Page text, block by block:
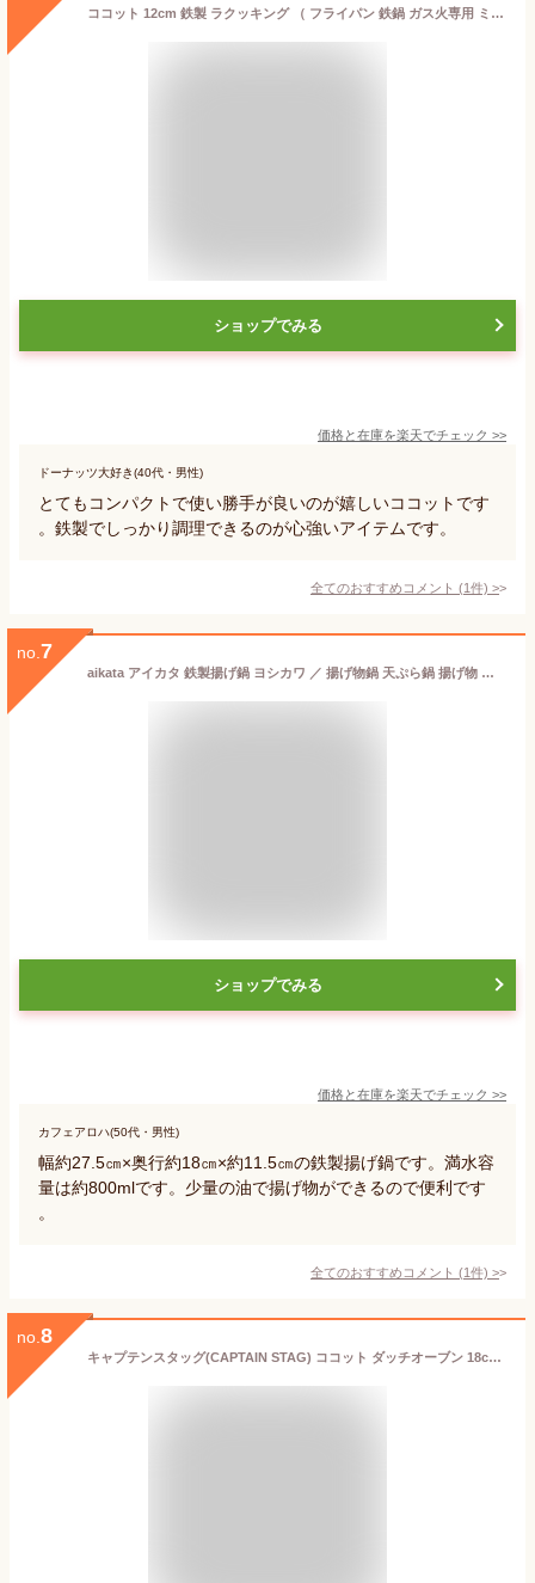
ココット 12cm 鉄製 ラクッキング （ フライパン 鉄鍋 ガス火専用 ミニココット グリルプレート スキレット 小鍋 小さい 片手 鍋 ブラック 調理用品 調理器具 キッチン用品 ） 【39ショップ】
ショップでみる
価格と在庫を楽天でチェック >>
ドーナッツ大好き(40代・男性)
とてもコンパクトで使い勝手が良いのが嬉しいココットです
。鉄製でしっかり調理できるのが心強いアイテムです。
全てのおすすめコメント (1件) >
no. 7
aikata アイカタ 鉄製揚げ鍋 ヨシカワ ／ 揚げ物鍋 天ぷら鍋 揚げ物 鍋 揚げ物用鍋 ミニ揚げ物鍋 小さい コンパクト 鉄 鉄鍋 ガス火対応 ih 天ぷら 天ぷらなべ 調理器具 両手鍋 フライ ホームパーティー YOSHIKAWA よしかわ 日本製 JAPAN 調理 料理 キッチン 丈夫
ショップでみる
価格と在庫を楽天でチェック >>
カフェアロハ(50代・男性)
幅約27.5㎝×奥行約18㎝×約11.5㎝の鉄製揚げ鍋です。満水容
量は約800mlです。少量の油で揚げ物ができるので便利です
。
全てのおすすめコメント (1件) >
no. 8
キャプテンスタッグ(CAPTAIN STAG) ココット ダッチオーブン 18cm 容量1.6L 鋳鉄製 シーズニング不要 ガス火・IH・オーブン対応 UG-3040